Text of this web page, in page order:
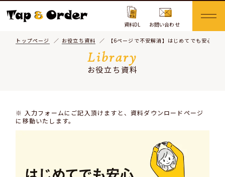
資料DL お問い合わせ
トップページ お役立ち資料 【6ページで不安解消】はじめてでも安心、
Library
お役立ち資料
※ 入力フォームにご記入頂けますと、資料ダウンロードページ
に移動いたします。